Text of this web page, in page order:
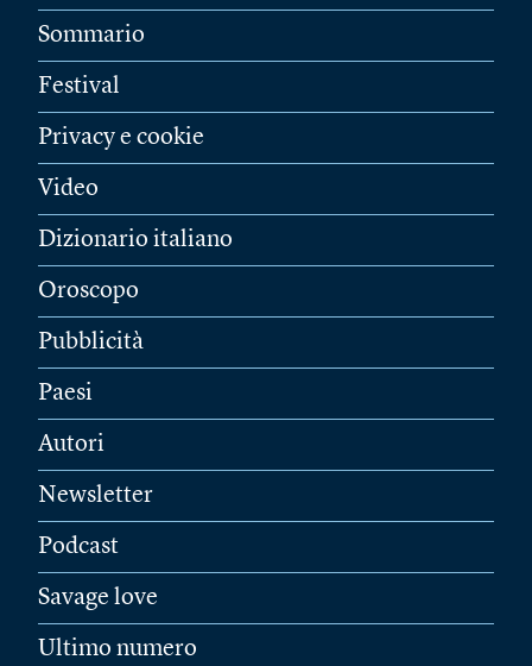
Sommario
Festival
Privacy e cookie
Video
Dizionario italiano
Oroscopo
Pubblicità
Paesi
Autori
Newsletter
Podcast
Savage love
Ultimo numero